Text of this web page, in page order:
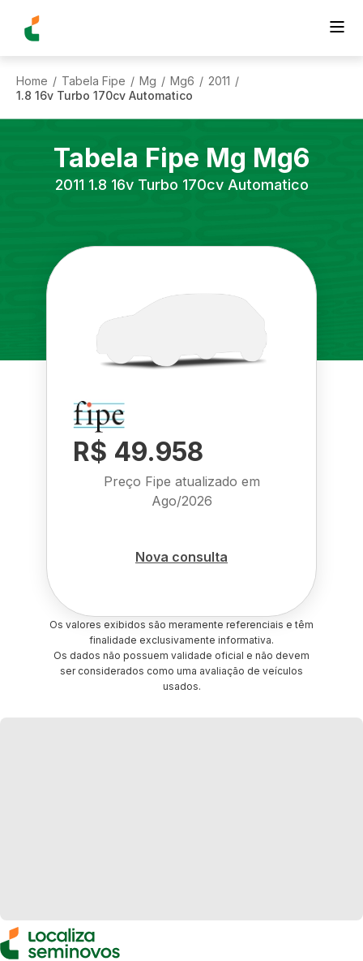
Home / Tabela Fipe / Mg / Mg6 / 2011 /
1.8 16v Turbo 170cv Automatico
Tabela Fipe Mg Mg6
2011 1.8 16v Turbo 170cv Automatico
R$ 49.958
Preço Fipe atualizado em
Ago/2026
Nova consulta
Os valores exibidos são meramente referenciais e têm
finalidade exclusivamente informativa.
Os dados não possuem validade oficial e não devem
ser considerados como uma avaliação de veículos
usados.